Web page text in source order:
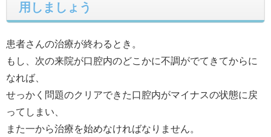
用しましょう
患者さんの治療が終わるとき。
もし、次の来院が口腔内のどこかに不調がでてきてからに
なれば、
せっかく問題のクリアできた口腔内がマイナスの状態に戻
ってしまい、
また一から治療を始めなければなりません。